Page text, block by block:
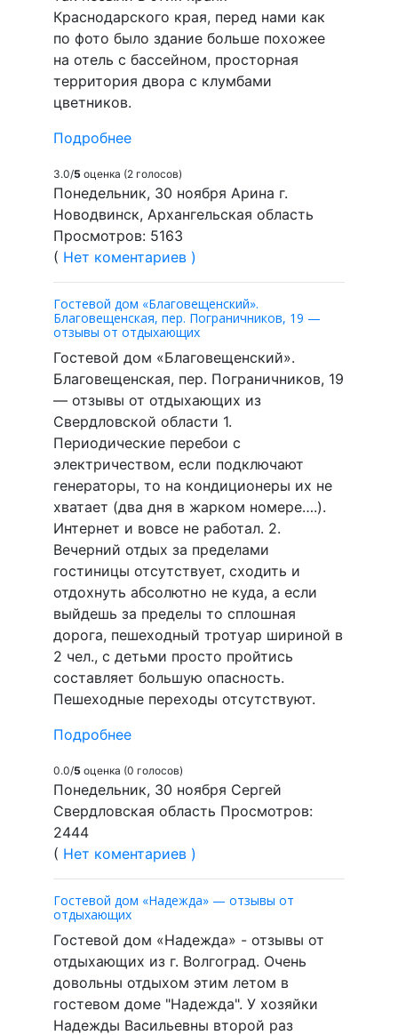
Краснодарского края, перед нами как
по фото было здание больше похожее
на отель с бассейном, просторная
территория двора с клумбами
цветников.
Подробнее
3.0/5 оценка (2 голосов)
Понедельник, 30 ноября Арина г.
Новодвинск, Архангельская область
Просмотров: 5163
( Нет коментариев )
Гостевой дом «Благовещенский».
Благовещенская, пер. Пограничников, 19 —
отзывы от отдыхающих
Гостевой дом «Благовещенский».
Благовещенская, пер. Пограничников, 19
— отзывы от отдыхающих из
Свердловской области 1.
Периодические перебои с
электричеством, если подключают
генераторы, то на кондиционеры их не
хватает (два дня в жарком номере….).
Интернет и вовсе не работал. 2.
Вечерний отдых за пределами
гостиницы отсутствует, сходить и
отдохнуть абсолютно не куда, а если
выйдешь за пределы то сплошная
дорога, пешеходный тротуар шириной в
2 чел., с детьми просто пройтись
составляет большую опасность.
Пешеходные переходы отсутствуют.
Подробнее
0.0/5 оценка (0 голосов)
Понедельник, 30 ноября Сергей
Свердловская область Просмотров:
2444
( Нет коментариев )
Гостевой дом «Надежда» — отзывы от
отдыхающих
Гостевой дом «Надежда» - отзывы от
отдыхающих из г. Волгоград. Очень
довольны отдыхом этим летом в
гостевом доме "Надежда". У хозяйки
Надежды Васильевны второй раз